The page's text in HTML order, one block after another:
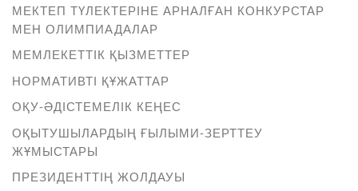
МЕКТЕП ТҮЛЕКТЕРІНЕ АРНАЛҒАН КОНКУРСТАР
МЕН ОЛИМПИАДАЛАР
МЕМЛЕКЕТТІК ҚЫЗМЕТТЕР
НОРМАТИВТІ ҚҰЖАТТАР
ОҚУ-ӘДІСТЕМЕЛІК КЕҢЕС
ОҚЫТУШЫЛАРДЫҢ ҒЫЛЫМИ-ЗЕРТТЕУ
ЖҰМЫСТАРЫ
ПРЕЗИДЕНТТІҢ ЖОЛДАУЫ